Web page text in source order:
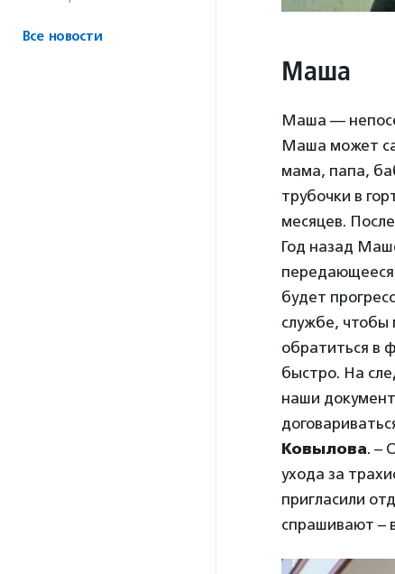
Все новости
Маша
Маша —
Маша может
мама, папа,
трубочки в
месяцев.
Год назад
передающееся
будет
службе, чтобы
обратиться в
быстро. На
наши
Ковылова. –
ухода за
пригласили
спрашивают –